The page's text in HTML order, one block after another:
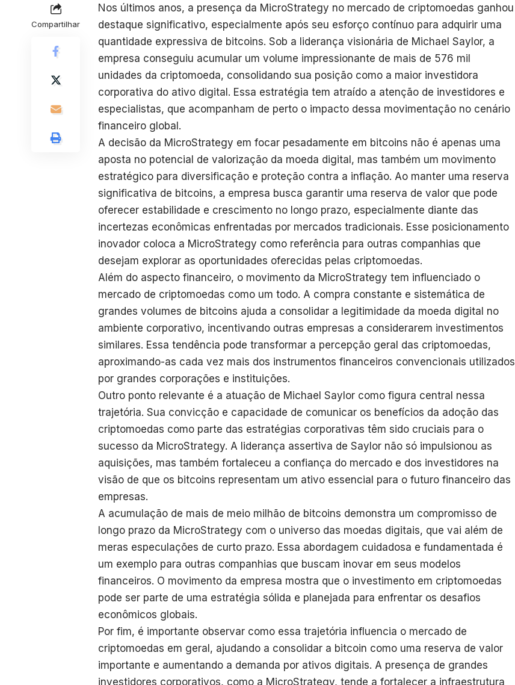
Compartilhar
Nos últimos anos, a presença da MicroStrategy no mercado de criptomoedas ganhou
destaque significativo, especialmente após seu esforço contínuo para adquirir uma
quantidade expressiva de bitcoins. Sob a liderança visionária de Michael Saylor, a
empresa conseguiu acumular um volume impressionante de mais de 576 mil
unidades da criptomoeda, consolidando sua posição como a maior investidora
corporativa do ativo digital. Essa estratégia tem atraído a atenção de investidores e
especialistas, que acompanham de perto o impacto dessa movimentação no cenário
financeiro global.
A decisão da MicroStrategy em focar pesadamente em bitcoins não é apenas uma
aposta no potencial de valorização da moeda digital, mas também um movimento
estratégico para diversificação e proteção contra a inflação. Ao manter uma reserva
significativa de bitcoins, a empresa busca garantir uma reserva de valor que pode
oferecer estabilidade e crescimento no longo prazo, especialmente diante das
incertezas econômicas enfrentadas por mercados tradicionais. Esse posicionamento
inovador coloca a MicroStrategy como referência para outras companhias que
desejam explorar as oportunidades oferecidas pelas criptomoedas.
Além do aspecto financeiro, o movimento da MicroStrategy tem influenciado o
mercado de criptomoedas como um todo. A compra constante e sistemática de
grandes volumes de bitcoins ajuda a consolidar a legitimidade da moeda digital no
ambiente corporativo, incentivando outras empresas a considerarem investimentos
similares. Essa tendência pode transformar a percepção geral das criptomoedas,
aproximando-as cada vez mais dos instrumentos financeiros convencionais utilizados
por grandes corporações e instituições.
Outro ponto relevante é a atuação de Michael Saylor como figura central nessa
trajetória. Sua convicção e capacidade de comunicar os benefícios da adoção das
criptomoedas como parte das estratégias corporativas têm sido cruciais para o
sucesso da MicroStrategy. A liderança assertiva de Saylor não só impulsionou as
aquisições, mas também fortaleceu a confiança do mercado e dos investidores na
visão de que os bitcoins representam um ativo essencial para o futuro financeiro das
empresas.
A acumulação de mais de meio milhão de bitcoins demonstra um compromisso de
longo prazo da MicroStrategy com o universo das moedas digitais, que vai além de
meras especulações de curto prazo. Essa abordagem cuidadosa e fundamentada é
um exemplo para outras companhias que buscam inovar em seus modelos
financeiros. O movimento da empresa mostra que o investimento em criptomoedas
pode ser parte de uma estratégia sólida e planejada para enfrentar os desafios
econômicos globais.
Por fim, é importante observar como essa trajetória influencia o mercado de
criptomoedas em geral, ajudando a consolidar a bitcoin como uma reserva de valor
importante e aumentando a demanda por ativos digitais. A presença de grandes
investidores corporativos, como a MicroStrategy, tende a fortalecer a infraestrutura